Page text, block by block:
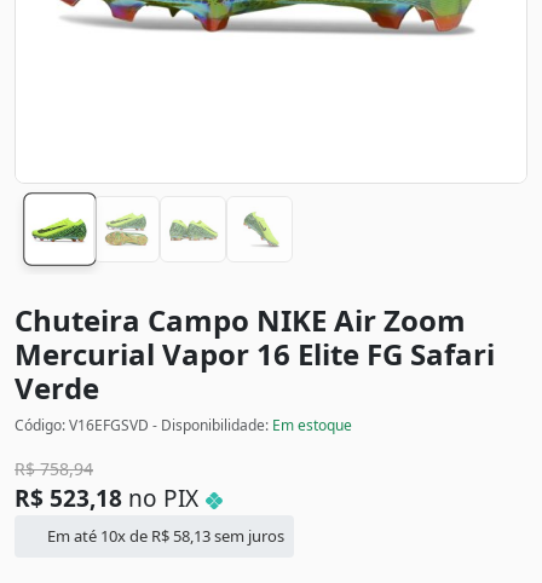
Chuteira Campo NIKE Air Zoom
Mercurial Vapor 16 Elite FG Safari
Verde
Código: V16EFGSVD - Disponibilidade: Em estoque
R$758,94
R$ 523,18 no PIX
Em até 10x de R$ 58,13sem juros